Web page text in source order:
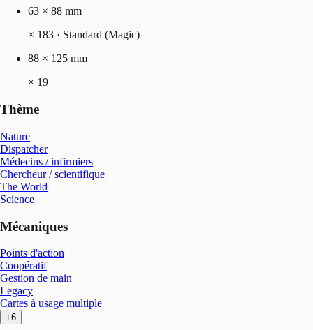
63 × 88 mm
× 183 · Standard (Magic)
88 × 125 mm
× 19
Thème
Nature
Dispatcher
Médecins / infirmiers
Chercheur / scientifique
The World
Science
Mécaniques
Points d'action
Coopératif
Gestion de main
Legacy
Cartes à usage multiple
+6